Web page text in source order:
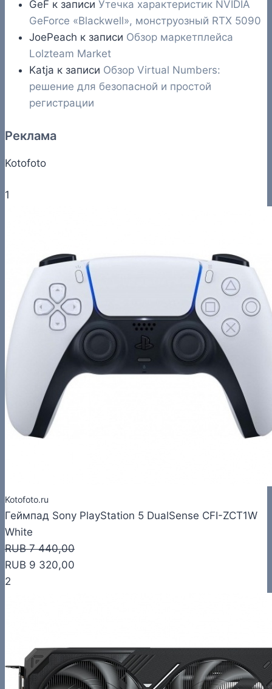
GeF к записи Утечка характеристик NVIDIA
GeForce «Blackwell», монструозный RTX 5090
JoePeach к записи Обзор маркетплейса
Lolzteam Market
Katja к записи Обзор Virtual Numbers:
решение для безопасной и простой
регистрации
Реклама
Kotofoto
1
Kotofoto.ru
Геймпад Sony PlayStation 5 DualSense CFI-ZCT1W
White
RUB 7 440,00
RUB 9 320,00
2